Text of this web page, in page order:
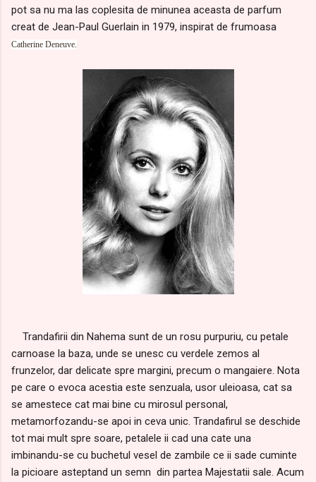
pot sa nu ma las coplesita de minunea aceasta de parfum
creat de Jean-Paul Guerlain in 1979, inspirat de frumoasa
Catherine Deneuve.
Trandafirii din Nahema sunt de un rosu purpuriu, cu petale
carnoase la baza, unde se unesc cu verdele zemos al
frunzelor, dar delicate spre margini, precum o mangaiere. Nota
pe care o evoca acestia este senzuala, usor uleioasa, cat sa
se amestece cat mai bine cu mirosul personal,
metamorfozandu-se apoi in ceva unic. Trandafirul se deschide
tot mai mult spre soare, petalele ii cad una cate una
imbinandu-se cu buchetul vesel de zambile ce ii sade cuminte
la picioare asteptand un semn din partea Majestatii sale. Acum